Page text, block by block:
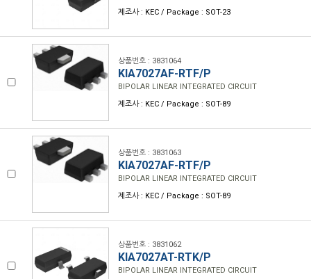
제조사 : KEC / Package : SOT-23
상품번호 : 3831064
KIA7027AF-RTF/P
BIPOLAR LINEAR INTEGRATED CIRCUIT
제조사 : KEC / Package : SOT-89
상품번호 : 3831063
KIA7027AF-RTF/P
BIPOLAR LINEAR INTEGRATED CIRCUIT
제조사 : KEC / Package : SOT-89
상품번호 : 3831062
KIA7027AT-RTK/P
BIPOLAR LINEAR INTEGRATED CIRCUIT